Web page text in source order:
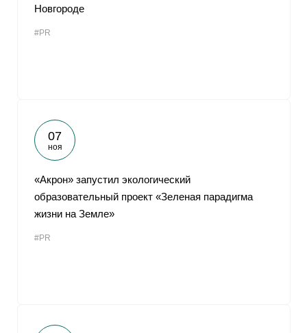
Новгороде
#PR
07
ноя
«Акрон» запустил экологический
образовательный проект «Зеленая парадигма
жизни на Земле»
#PR